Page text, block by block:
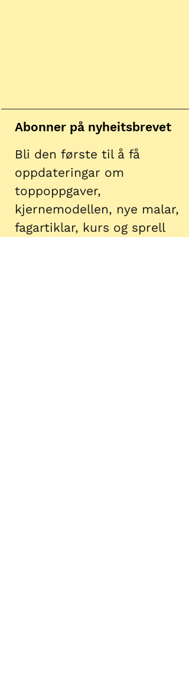
Abonner på nyheitsbrevet
Bli den første til å få
oppdateringar om
toppoppgaver,
kjernemodellen, nye malar,
fagartiklar, kurs og sprell